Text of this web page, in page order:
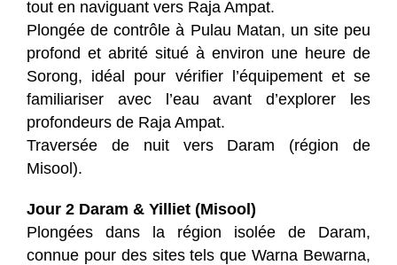
tout en naviguant vers Raja Ampat.
Plongée de contrôle à Pulau Matan, un site peu
profond et abrité situé à environ une heure de
Sorong, idéal pour vérifier l’équipement et se
familiariser avec l’eau avant d’explorer les
profondeurs de Raja Ampat.
Traversée de nuit vers Daram (région de
Misool).
Jour 2 Daram & Yilliet (Misool)
Plongées dans la région isolée de Daram,
connue pour des sites tels que Warna Bewarna,